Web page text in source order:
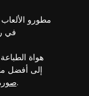
مطورو
في
هواة
إلى أفضل
لطباعات فريدة.